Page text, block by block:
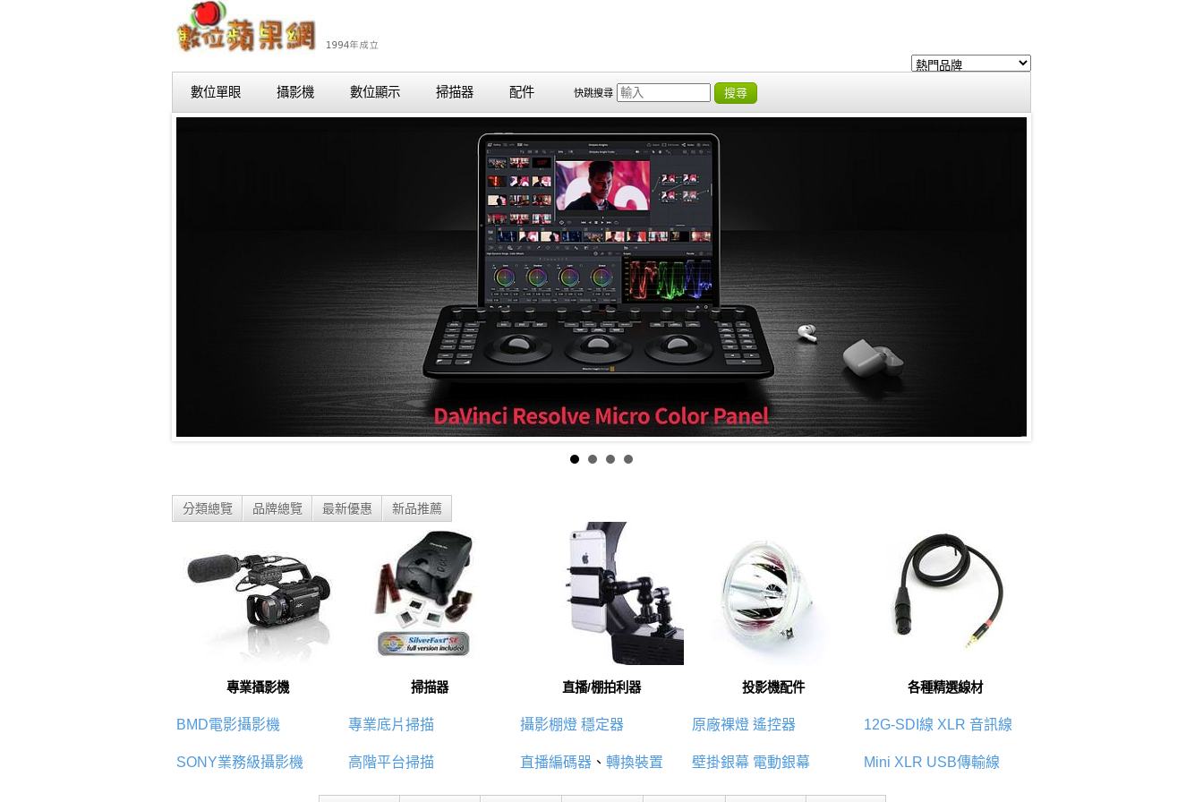
數位單眼 攝影機 數位顯示 掃描器 配件 快跳搜尋 搜尋
分類總覽 品牌總覽 最新優惠 新品推薦
專業攝影機
BMD電影攝影機
SONY業務級攝影機
掃描器
專業底片掃描
高階平台掃描
直播/棚拍利器
攝影棚燈 穩定器
直播編碼器 、 轉換裝置
投影機配件
原廠裸燈 遙控器
壁掛銀幕 電動銀幕
各種精選線材
12G-SDI線 XLR 音訊線
Mini XLR USB傳輸線